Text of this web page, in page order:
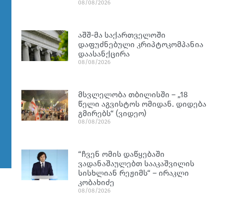
08/08/2026
აშშ-მა საქართველოში
დაფუძნებული კრიპტოკომპანია
დაასანქცირა
08/08/2026
მსვლელობა თბილისში – „18
წელი აგვისტოს ომიდან. დიდება
გმირებს“ (ვიდეო)
08/08/2026
“ჩვენ ომის დაწყებაში
ვადანაშაულებთ სააკაშვილის
სისხლიან რეჟიმს“ – ირაკლი
კობახიძე
08/08/2026